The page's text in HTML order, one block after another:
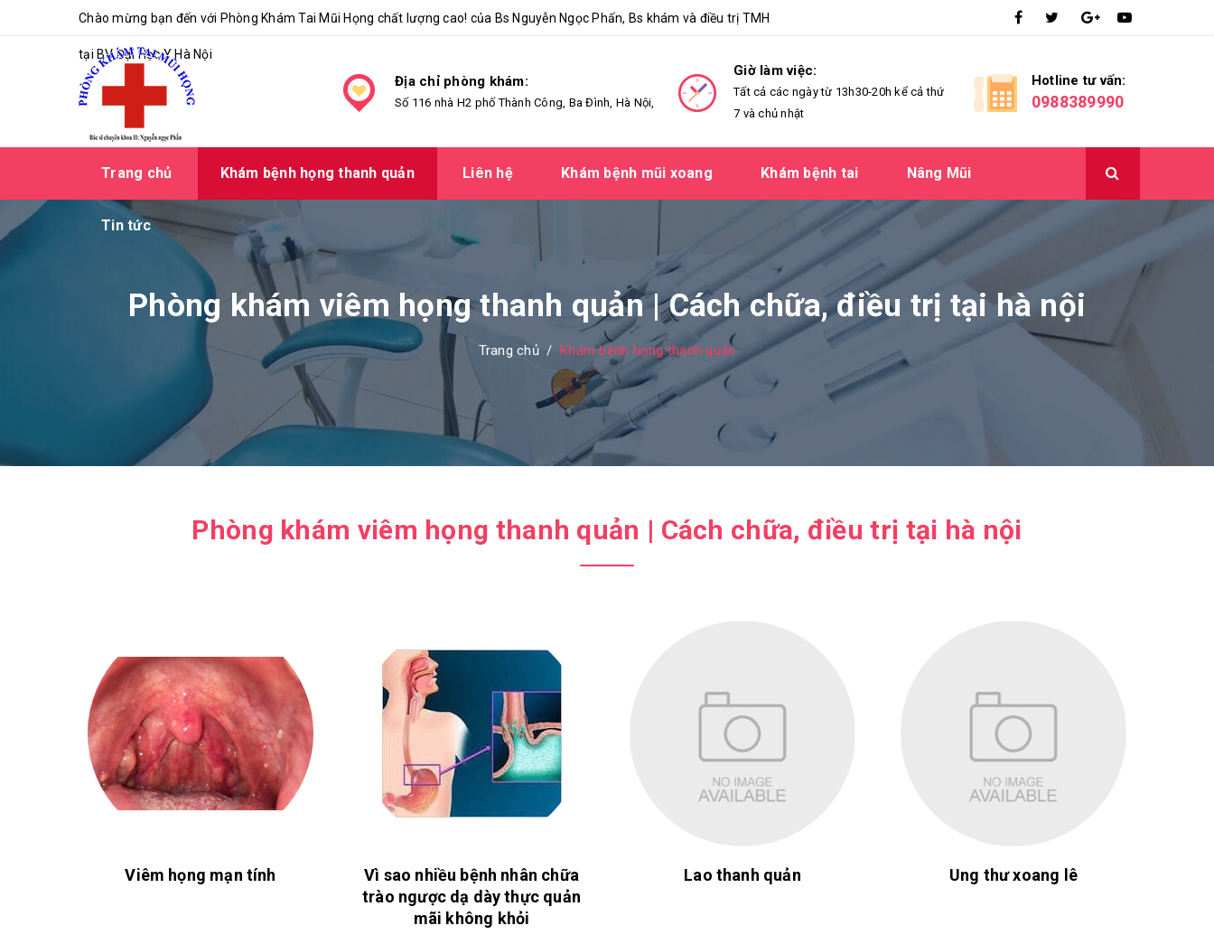
Chào mừng bạn đến với Phòng Khám Tai Mũi Họng chất lượng cao! của Bs Nguyễn Ngọc Phấn, Bs khám và điều trị TMH
tại BV Đại Học Y Hà Nội
Địa chỉ phòng khám:
Số 116 nhà H2 phố Thành Công, Ba Đình, Hà Nội,
Giờ làm việc:
Tất cả các ngày từ 13h30-20h kể cả thứ
7 và chủ nhật
Hotline tư vấn:
0988389990
Trang chủ Khám bệnh họng thanh quản Liên hệ Khám bệnh mũi xoang Khám bệnh tai Nâng Mũi
Tin tức
Phòng khám viêm họng thanh quản | Cách chữa, điều trị tại hà nội
Trang chủ / Khám bệnh họng thanh quản
Phòng khám viêm họng thanh quản | Cách chữa, điều trị tại hà nội
Viêm họng mạn tính
Vì sao nhiều bệnh nhân chữa
trào ngược dạ dày thực quản
mãi không khỏi
Lao thanh quản Ung thư xoang lê